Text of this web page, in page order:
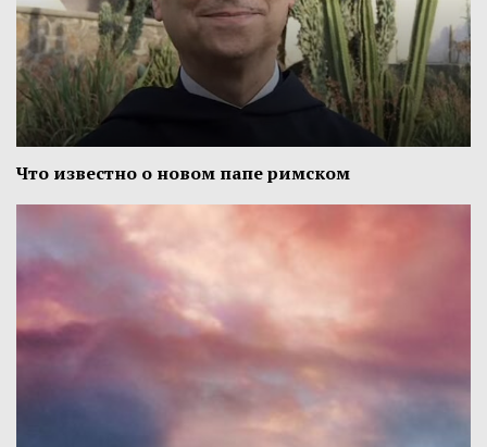
Что известно о новом папе римском